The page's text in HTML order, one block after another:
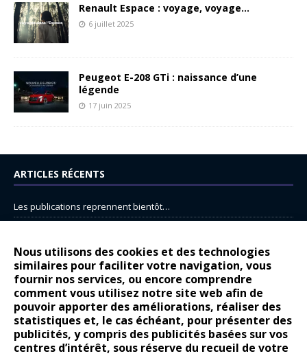
Nous utilisons des cookies et des technologies
similaires pour faciliter votre navigation, vous
fournir nos services, ou encore comprendre
comment vous utilisez notre site web afin de
pouvoir apporter des améliorations, réaliser des
statistiques et, le cas échéant, pour présenter des
publicités, y compris des publicités basées sur vos
centres d’intérêt, sous réserve du recueil de votre
Renault Espace : voyage, voyage…
6 juillet 2025
Peugeot E-208 GTi : naissance d’une
légende
17 juin 2025
ARTICLES RÉCENTS
Les publications reprennent bientôt…
14 juillet : nouveau film de marque pour Citroën
Renault Espace : voyage, voyage…
Peugeot E-208 GTi : naissance d’une légende
COMMENTAIRES RÉCENTS
Bernard DardartdansDacia Sandero : pour les gens vrais